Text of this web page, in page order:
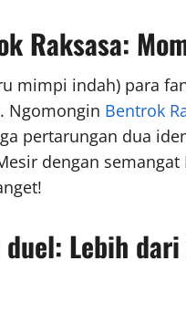
Raksasa:
mimpi indah) para
Ngomongin Bentrok
pertarungan dua
dengan
: Lebih